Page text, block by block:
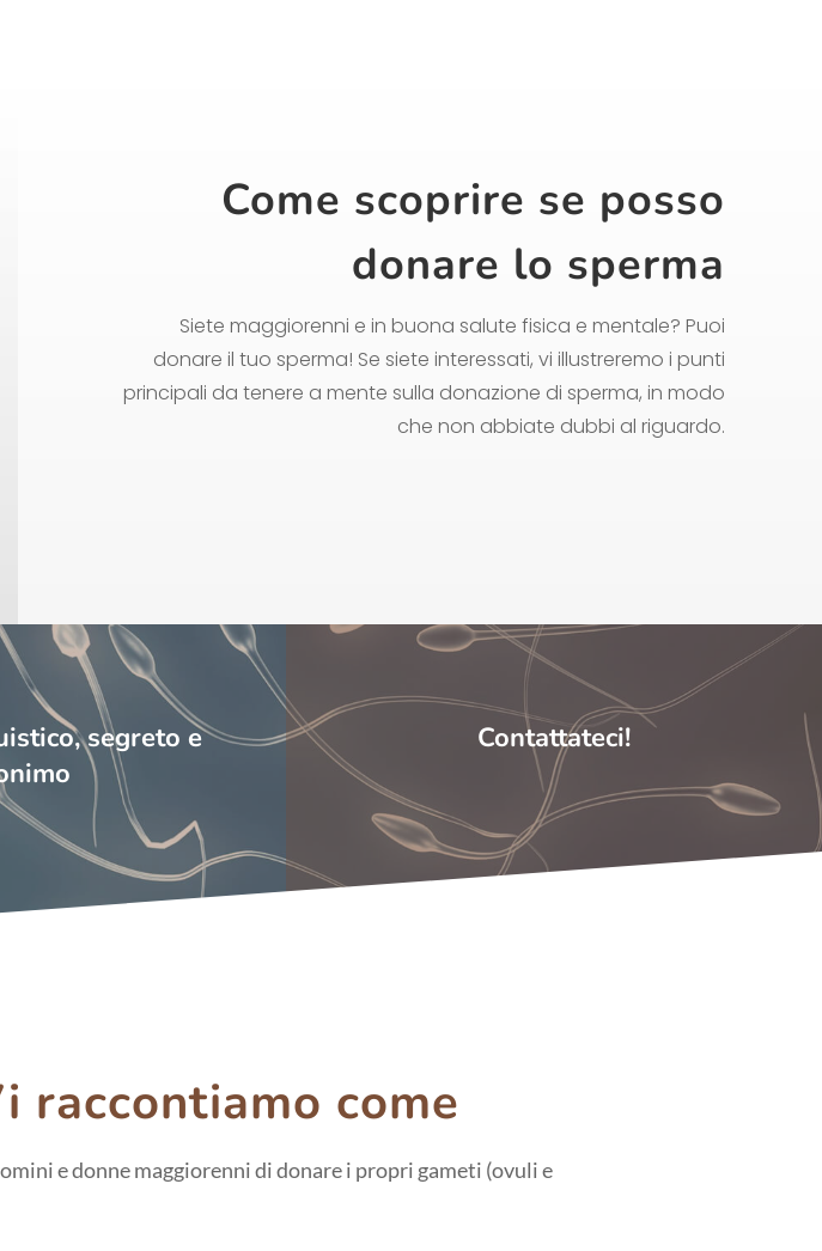
Come scoprire se posso
donare lo sperma
Siete maggiorenni e in buona salute fisica e mentale? Puoi
donare il tuo sperma! Se siete interessati, vi illustreremo i punti
principali da tenere a mente sulla donazione di sperma, in modo
che non abbiate dubbi al riguardo.
segreto e
Contattateci!
raccontiamo come
e donne maggiorenni di donare i propri gameti (ovuli e